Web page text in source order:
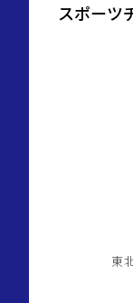
スポーツ
東